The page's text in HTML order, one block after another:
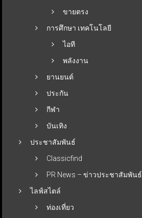
ขายตรง
การศึกษา เทคโนโลยี
ไอที
พลังงาน
ยานยนต์
ประกัน
กีฬา
บันเทิง
ประชาสัมพันธ์
Classicfind
PR News – ข่าวประชาสัมพันธ์
ไลฟ์สไตล์
ท่องเที่ยว